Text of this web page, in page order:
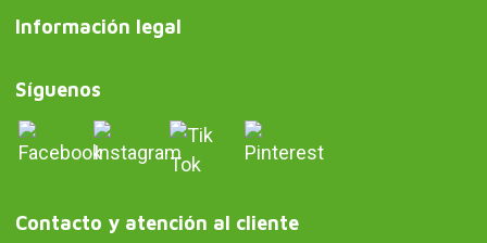
Información legal
Síguenos
Contacto y atención al cliente